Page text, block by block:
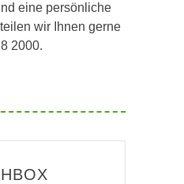
eine persönliche
wir Ihnen gerne
2000.